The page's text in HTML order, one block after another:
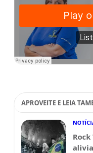
APROVEITE E LEIA